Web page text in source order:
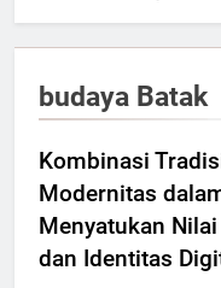
budaya Batak
Kombinasi
Modernitas
Menyatukan
dan Identitas